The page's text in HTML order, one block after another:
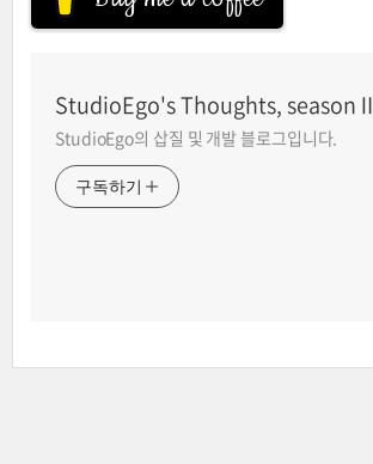
StudioEgo's Thoughts, seasonⅡ
StudioEgo의 삽질 및 개발 블로그입니다.
구독하기